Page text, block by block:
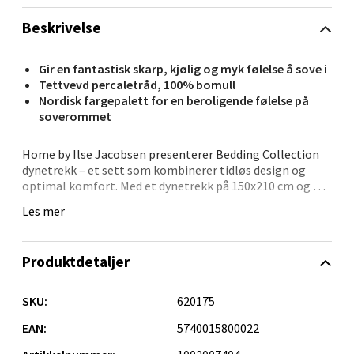
Beskrivelse
Gir en fantastisk skarp, kjølig og myk følelse å sove i
Tettvevd percaletråd, 100% bomull
Nordisk fargepalett for en beroligende følelse på
soverommet
Home by Ilse Jacobsen presenterer Bedding Collection
dynetrekk – et sett som kombinerer tidløs design og
optimal komfort. Med et dynetrekk på 150x210 cm og et
luksuriøs opplevelse hver natt. Stoffet, vevd i 100 %
mikses og matches med ekstra putetrekk eller flate
soverommet ditt.
Les mer
Produktdetaljer
SKU:
620175
EAN:
5740015800022
Oppdal - Aunasenteret
Aunasenteret, Sunndalsvegen 3, 7340 Oppdal
Åpent i dag 10-19
0 i butikk
Orkanger - Thon Senter Orkanger
Thon Senter Orkanger, Orkdalsveien 113, 7300